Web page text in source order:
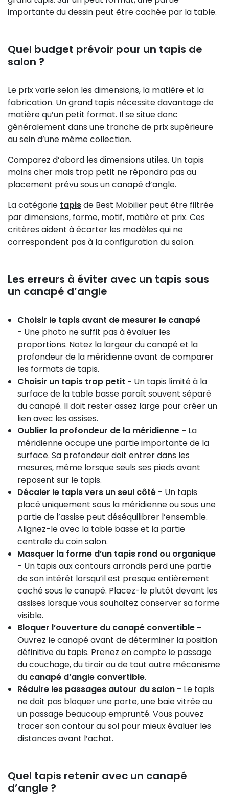
importante du dessin peut être cachée par la table.
Quel budget prévoir pour un tapis de
salon ?
Le prix varie selon les dimensions, la matière et la
fabrication. Un grand tapis nécessite davantage de
matière qu’un petit format. Il se situe donc
généralement dans une tranche de prix supérieure
au sein d’une même collection.
Comparez d’abord les dimensions utiles. Un tapis
moins cher mais trop petit ne répondra pas au
placement prévu sous un canapé d’angle.
La catégorie tapisde Best Mobilier peut être filtrée
par dimensions, forme, motif, matière et prix. Ces
critères aident à écarter les modèles qui ne
correspondent pas à la configuration du salon.
Les erreurs à éviter avec un tapis sous
un canapé d’angle
Choisir le tapis avant de mesurer le canapé
- Une photo ne suffit pas à évaluer les
proportions. Notez la largeur du canapé et la
profondeur de la méridienne avant de comparer
les formats de tapis.
Choisir un tapis trop petit - Un tapis limité à la
surface de la table basse paraît souvent séparé
du canapé. Il doit rester assez large pour créer un
lien avec les assises.
Oublier la profondeur de la méridienne - La
méridienne occupe une partie importante de la
surface. Sa profondeur doit entrer dans les
mesures, même lorsque seuls ses pieds avant
reposent sur le tapis.
Décaler le tapis vers un seul côté - Un tapis
placé uniquement sous la méridienne ou sous une
partie de l’assise peut déséquilibrer l’ensemble.
Alignez-le avec la table basse et la partie
centrale du coin salon.
Masquer la forme d’un tapis rond ou organique
- Un tapis aux contours arrondis perd une partie
de son intérêt lorsqu’il est presque entièrement
caché sous le canapé. Placez-le plutôt devant les
assises lorsque vous souhaitez conserver sa forme
visible.
Bloquer l’ouverture du canapé convertible -
Ouvrez le canapé avant de déterminer la position
définitive du tapis. Prenez en compte le passage
du couchage, du tiroir ou de tout autre mécanisme
du canapé d’angle convertible.
Réduire les passages autour du salon - Le tapis
ne doit pas bloquer une porte, une baie vitrée ou
un passage beaucoup emprunté. Vous pouvez
tracer son contour au sol pour mieux évaluer les
distances avant l’achat.
Quel tapis retenir avec un canapé
d’angle ?